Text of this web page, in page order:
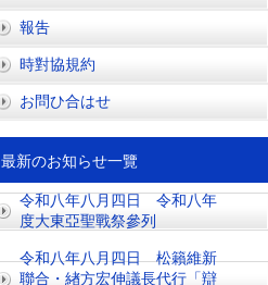
報吿
時對協規約
お問ひ合はせ
最新のお知らせ一覽
令和八年八月四日 令和八年
度大東亞聖戰祭參列
令和八年八月四日 松籟維新
聯合・緖方宏伸議長代行「辯